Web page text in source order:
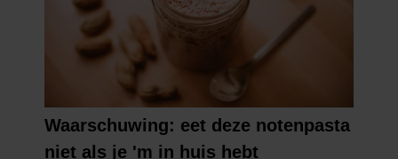
partners voor social media, adverteren en analyse. Deze
partners kunnen deze gegevens combineren met andere
informatie die u aan ze heeft verstrekt of die ze hebben
verzameld op basis van uw gebruik van hun services. U
gaat akkoord met onze cookies als u onze website blijft
gebruiken.